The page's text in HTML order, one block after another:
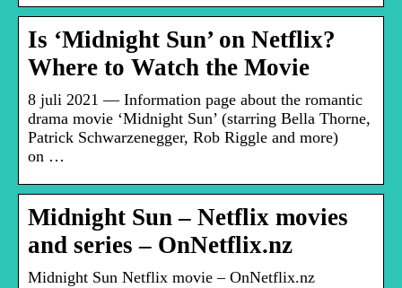
Is ‘Midnight Sun’ on Netflix?
Where to Watch the Movie
8 juli 2021 — Information page about the romantic
drama movie ‘Midnight Sun’ (starring Bella Thorne,
Patrick Schwarzenegger, Rob Riggle and more)
on …
Midnight Sun – Netflix movies
and series – OnNetflix.nz
Midnight Sun Netflix movie – OnNetflix.nz